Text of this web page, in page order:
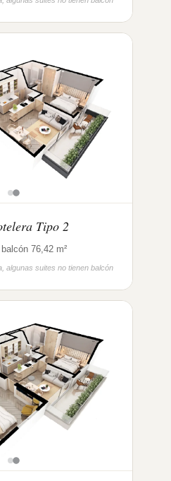
Tipo 2
76,42 m²
algunas suites no tienen balcón